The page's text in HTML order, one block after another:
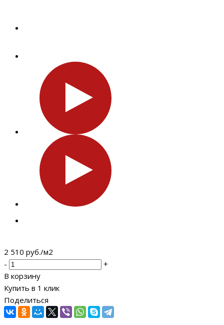
2 510 руб./м2
-
+
В корзину
Купить в 1 клик
Поделиться